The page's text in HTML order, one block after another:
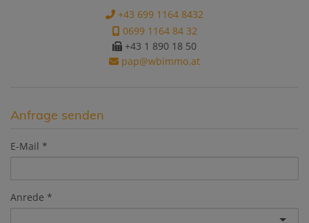
+43 699 1164 8432
0699 1164 84 32
+43 1 890 18 50
pap@wbimmo.at
Anfrage senden
E-Mail
Anrede